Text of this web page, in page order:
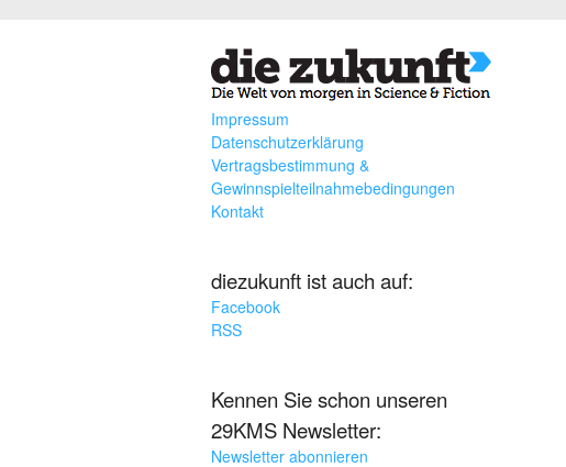
Impressum
Datenschutzerklärung
Vertragsbestimmung &
Gewinnspielteilnahmebedingungen
Kontakt
diezukunft ist auch auf:
Facebook
RSS
Kennen Sie schon unseren
29KMS Newsletter:
Newsletter abonnieren